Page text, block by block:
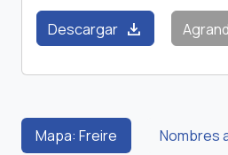
Descargar download
Mapa: Freire Nombres